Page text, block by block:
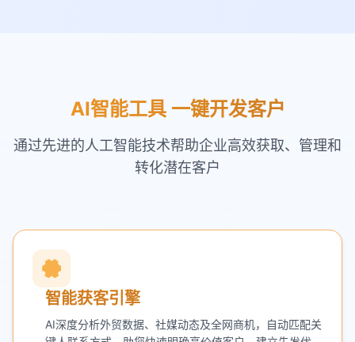
AI智能工具 一键开发客户
通过先进的人工智能技术帮助企业高效获取、管理和
转化潜在客户
智能获客引擎
AI深度分析外贸数据、社媒动态及全网商机，自动匹配关